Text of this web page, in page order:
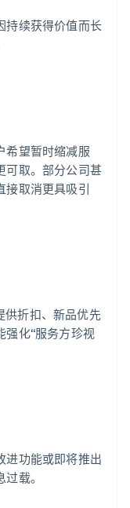
持续获得价值而长
希望暂时缩减服
可取。部分公司甚
接取消更具吸引
供折扣、新品优先
强化“服务方珍视
进功能或即将推出
载。